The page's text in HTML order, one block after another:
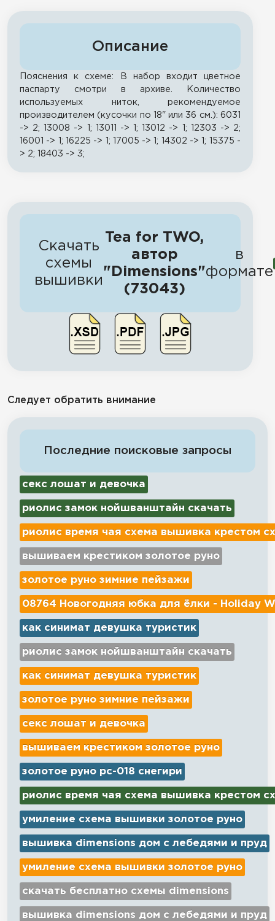
Описание
Пояснения к схеме: В набор входит цветное
паспарту смотри в архиве. Количество
используемых ниток, рекомендуемое
производителем (кусочки по 18" или 36 см.): 6031
-> 2; 13008 -> 1; 13011 -> 1; 13012 -> 1; 12303 -> 2;
16001 -> 1; 16225 -> 1; 17005 -> 1; 14302 -> 1; 15375 -
> 2; 18403 -> 3;
Скачать
схемы
вышивки
Tea for TWO,
автор
"Dimensions"
(73043)
в
формате
Следует обратить внимание
Последние поисковые запросы
секс лошат и девочка
риолис замок нойшванштайн скачать
риолис время чая схема вышивка крестом
вышиваем крестиком золотое руно
золотое руно зимние пейзажи
08764 Новогодняя юбка для ёлки - Holiday
как синимат девушка туристик
риолис замок нойшванштайн скачать
как синимат девушка туристик
золотое руно зимние пейзажи
секс лошат и девочка
вышиваем крестиком золотое руно
золотое руно рс-018 снегири
риолис время чая схема вышивка крестом
умиление схема вышивки золотое руно
вышивка dimensions дом с лебедями и пруд
умиление схема вышивки золотое руно
скачать бесплатно схемы dimensions
вышивка dimensions дом с лебедями и пруд